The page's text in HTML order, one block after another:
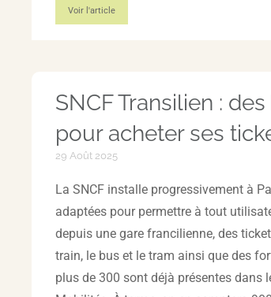
Voir l'article
SNCF Transilien :
pour acheter ses
29 Août 2025
La SNCF installe progressivement à
adaptées pour permettre à tout
depuis une gare francilienne, des
train, le bus et le tram ainsi que des
plus de 300 sont déjà présentes dans